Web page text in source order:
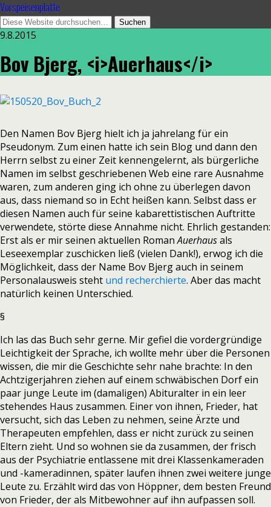
Vorspeisenplatte
9.8.2015
Bov Bjerg, <i>Auerhaus</i>
Den Namen Bov Bjerg hielt ich ja jahrelang für ein
Pseudonym. Zum einen hatte ich sein Blog und dann den
Herrn selbst zu einer Zeit kennengelernt, als bürgerliche
Namen im selbst geschriebenen Web eine rare Ausnahme
waren, zum anderen ging ich ohne zu überlegen davon
aus, dass niemand so in Echt heißen kann. Selbst dass er
diesen Namen auch für seine kabarettistischen Auftritte
verwendete, störte diese Annahme nicht. Ehrlich gestanden:
Erst als er mir seinen aktuellen RomanAuerhausals
Leseexemplar zuschicken ließ (vielen Dank!), erwog ich die
Möglichkeit, dass der Name Bov Bjerg auch in seinem
Personalausweis steht und recherchierte. Aber das macht
natürlich keinen Unterschied.
§
Ich las das Buch sehr gerne. Mir gefiel die vordergründige
Leichtigkeit der Sprache, ich wollte mehr über die Personen
wissen, die mir die Geschichte sehr nahe brachte: In den
Achtzigerjahren ziehen auf einem schwäbischen Dorf ein
paar junge Leute im (damaligen) Abituralter in ein leer
stehendes Haus zusammen. Einer von ihnen, Frieder, hat
versucht, sich das Leben zu nehmen, seine Ärzte und
Therapeuten empfehlen, dass er nicht zurück zu seinen
Eltern zieht. Und so wohnen sie da zusammen, der frisch
aus der Psychiatrie entlassene mit drei Klassenkameraden
und -kameradinnen, später laufen ihnen zwei weitere junge
Leute zu. Erzählt wird das von Höppner, dem besten Freund
von Frieder, der als Mitbewohner auf ihn aufpassen soll.